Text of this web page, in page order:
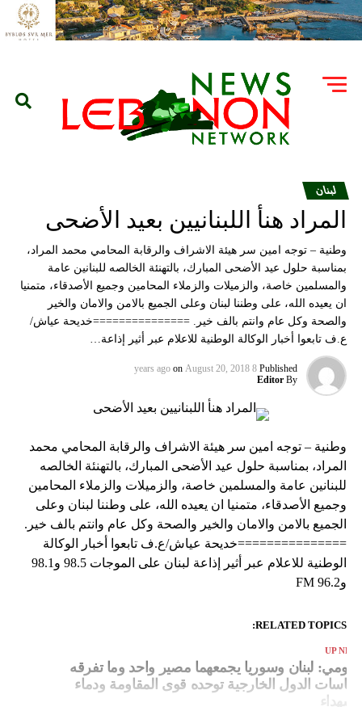
لبنان
المراد هنأ اللبنانيين بعيد الأضحى
وطنية – توجه امين سر هيئة الاشراف والرقابة المحامي محمد المراد،
بمناسبة حلول عيد الأضحى المبارك، بالتهنئة الخالصه للبنانين عامة
والمسلمين خاصة، والزميلات والزملاء المحامين وجميع الأصدقاء، متمنيا
ان يعيده الله، على وطننا لبنان وعلى الجميع بالامن والامان والخير
والصحة وكل عام وانتم بالف خير. ===============خديحة عياش/
ع.ف تابعوا أخبار الوكالة الوطنية للاعلام عبر أثير إذاعة…
Published
8 years ago
on August 20, 2018
By
Editor
وطنية – توجه امين سر هيئة الاشراف والرقابة المحامي محمد
المراد، بمناسبة حلول عيد الأضحى المبارك، بالتهنئة الخالصه
للبنانين عامة والمسلمين خاصة، والزميلات والزملاء المحامين
وجميع الأصدقاء، متمنيا ان يعيده الله، على وطننا لبنان وعلى
الجميع بالامن والامان والخير والصحة وكل عام وانتم بالف خير.
===============خديحة عياش/ع.ف تابعوا أخبار الوكالة
الوطنية للاعلام عبر أثير إذاعة لبنان على الموجات 98.5 و98.1
و96.2 FM
RELATED TOPICS:
UP
لبنان وسوريا يجمعهما مصير واحد وما تفرقه
الدول الخارجية توحده قوى المقاومة ودماء